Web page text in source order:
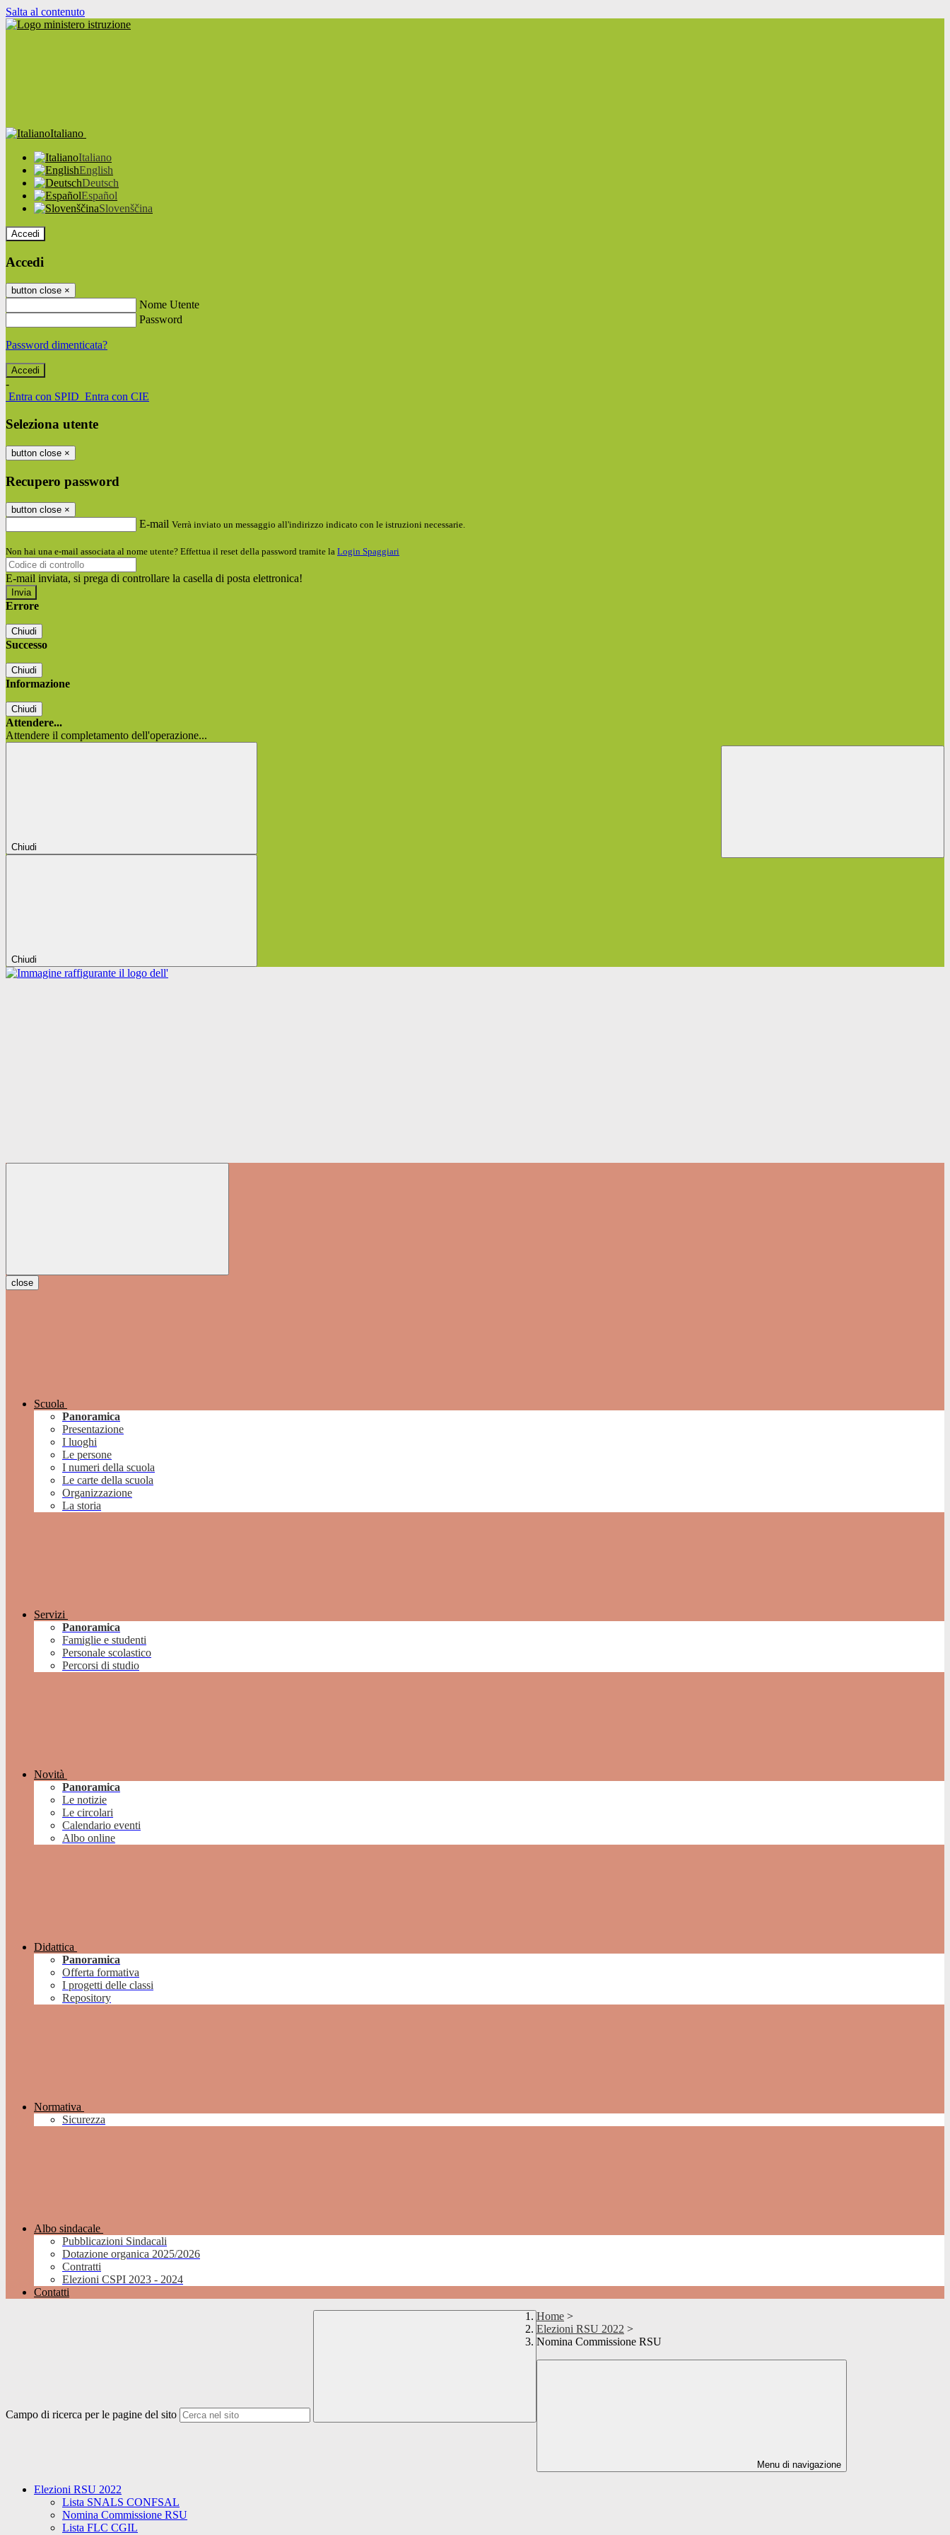
Salta al contenuto
Italiano
Italiano
English
Deutsch
Español
Slovenščina
Accedi
Accedi
button close ×
Nome Utente
Password
Password dimenticata?
-
Entra con SPID Entra con CIE
Seleziona utente
button close ×
Recupero password
button close ×
E-mail Verrà inviato un messaggio all'indirizzo indicato con le istruzioni necessarie.
Non hai una e-mail associata al nome utente? Effettua il reset della password tramite la Login Spaggiari
E-mail inviata, si prega di controllare la casella di posta elettronica!
Errore
Chiudi
Successo
Chiudi
Informazione
Chiudi
Attendere...
Attendere il completamento dell'operazione...
Chiudi
Chiudi
close
Scuola
Panoramica
Presentazione
I luoghi
Le persone
I numeri della scuola
Le carte della scuola
Organizzazione
La storia
Servizi
Panoramica
Famiglie e studenti
Personale scolastico
Percorsi di studio
Novità
Panoramica
Le notizie
Le circolari
Calendario eventi
Albo online
Didattica
Panoramica
Offerta formativa
I progetti delle classi
Repository
Normativa
Sicurezza
Albo sindacale
Pubblicazioni Sindacali
Dotazione organica 2025/2026
Contratti
Elezioni CSPI 2023 - 2024
Contatti
Campo di ricerca per le pagine del sito
Home >
Elezioni RSU 2022 >
Nomina Commissione RSU
Menu di navigazione
Elezioni RSU 2022
Lista SNALS CONFSAL
Nomina Commissione RSU
Lista FLC CGIL